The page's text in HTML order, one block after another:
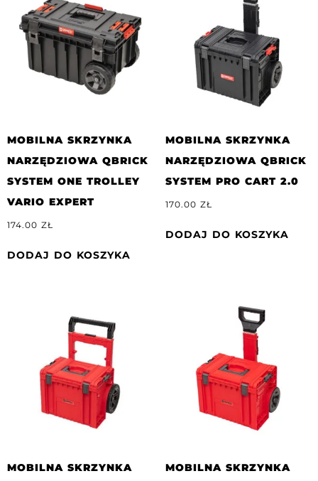
MOBILNA SKRZYNKA
NARZĘDZIOWA QBRICK
SYSTEM ONE TROLLEY
VARIO EXPERT
174.00 ZŁ
DODAJ DO KOSZYKA
MOBILNA SKRZYNKA
NARZĘDZIOWA QBRICK
SYSTEM PRO CART 2.0
170.00 ZŁ
DODAJ DO KOSZYKA
MOBILNA SKRZYNKA
MOBILNA SKRZYNKA